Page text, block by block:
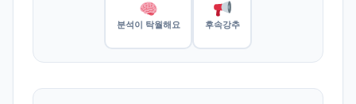
분석이 탁월해요 후속강추